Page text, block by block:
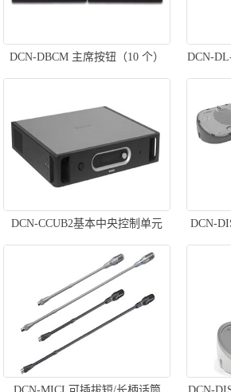
DCN-DBCM 主席按钮（10 个） DCN-
DCN-CCUB2基本中央控制单元 DCN-